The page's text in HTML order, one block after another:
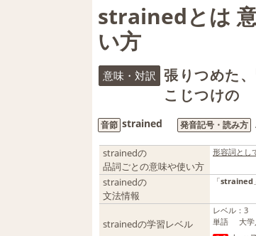
strainedとは
い方
意味・対訳
張りつめた
こじつけの
音節 strained 発音記号・読み方
strainedの
品詞ごとの意味や使い方
形容詞とし
strainedの
文法情報
「strained
strainedの学習レベル
レベル ： 3
単語
大